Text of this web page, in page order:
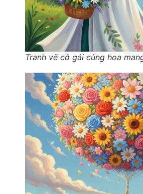
Tranh vẽ cô gái cùng hoa